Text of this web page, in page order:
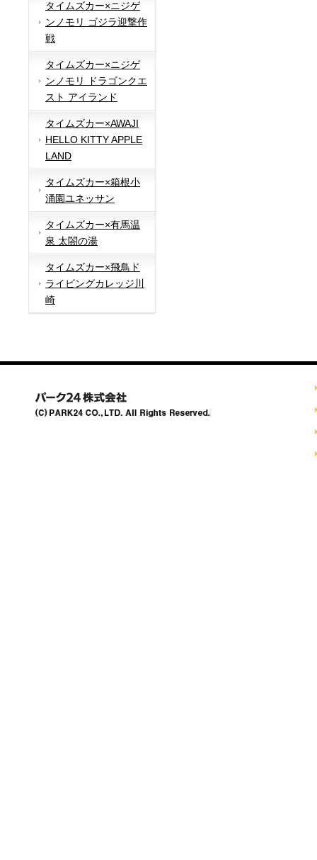
タイムズカー×ニジゲ
ンノモリ ゴジラ迎撃作
戦
タイムズカー×ニジゲ
ンノモリ ドラゴンクエ
スト アイランド
タイムズカー×AWAJI
HELLO KITTY APPLE
LAND
タイムズカー×箱根小
涌園ユネッサン
タイムズカー×有馬温
泉 太閤の湯
タイムズカー×飛鳥ド
ライビングカレッジ川
崎